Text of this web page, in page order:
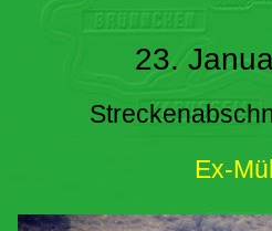
23.
Ex-